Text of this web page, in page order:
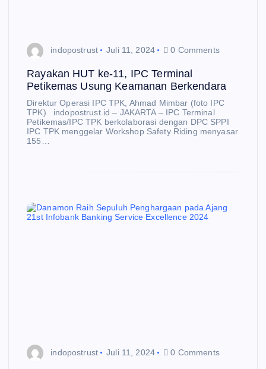
indopostrust Juli 11, 2024 0 Comments
Rayakan HUT ke-11, IPC Terminal
Petikemas Usung Keamanan Berkendara
Direktur Operasi IPC TPK, Ahmad Mimbar (foto IPC
TPK) indopostrust.id – JAKARTA – IPC Terminal
Petikemas/IPC TPK berkolaborasi dengan DPC SPPI
IPC TPK menggelar Workshop Safety Riding menyasar
155…
indopostrust Juli 11, 2024 0 Comments